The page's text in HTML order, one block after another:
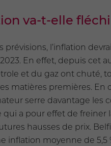
va-t-elle
prévisions, l’inflation
En effet, depuis cet
et du gaz ont chuté,
matières premières. En
serre davantage les
qui a pour effet de freiner
hausses de prix.
inflation moyenne de 5,5